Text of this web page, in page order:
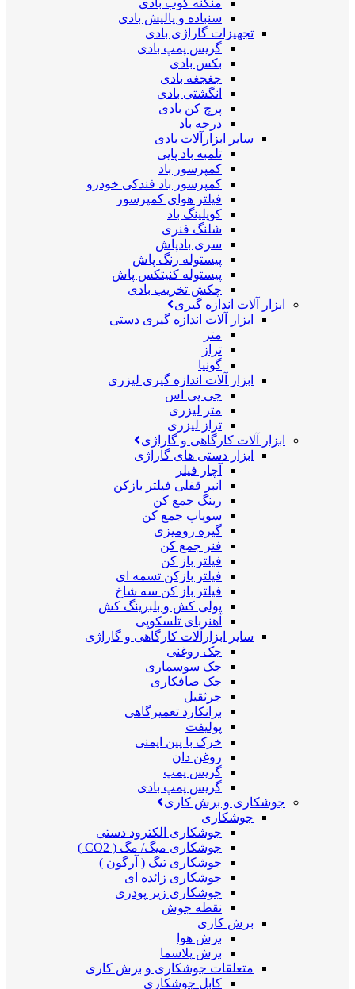
منگنه کوب بادی
سنباده و پالیش بادی
تجهیزات گاراژی بادی
گریس پمپ بادی
بکس بادی
جغجغه بادی
انگشتی بادی
پرچ کن بادی
درجه باد
سایر ابزارآلات بادی
تلمبه باد پایی
کمپرسور باد
کمپرسور باد فندکی خودرو
فیلتر هوای کمپرسور
کوپلینگ باد
شلنگ فنری
سری بادپاش
پیستوله رنگ پاش
پیستوله کنیتکس پاش
چکش تخریب بادی
ابزار آلات اندازه گیری
ابزار آلات اندازه گیری دستی
متر
تراز
گونیا
ابزار آلات اندازه گیری لیزری
جی پی اس
متر لیزری
تراز لیزری
ابزار آلات کارگاهی و گاراژی
ابزار دستی های گاراژی
آچار فیلر
انبر قفلی فیلتر بازکن
رینگ جمع کن
سوپاپ جمع کن
گیره رومیزی
فنر جمع کن
فیلتر باز کن
فیلتر بازکن تسمه ای
فیلتر باز کن سه شاخ
پولی کش و بلبرینگ کش
آهنربای تلسکوپی
سایر ابزارآلات کارگاهی و گاراژی
جک روغنی
جک سوسماری
جک صافکاری
جرثقیل
برانکارد تعمیرگاهی
پولیفت
خرک با پین ایمنی
روغن دان
گریس پمپ
گریس پمپ بادی
جوشکاری و برش کاری
جوشکاری
جوشکاری الکترود دستی
جوشکاری میگ/ مگ ( CO2 )
جوشکاری تیگ ( آرگون )
جوشکاری زائده ای
جوشکاری زیر پودری
نقطه جوش
برش کاری
برش هوا
برش پلاسما
متعلقات جوشکاری و برش کاری
کابل جوشکاری